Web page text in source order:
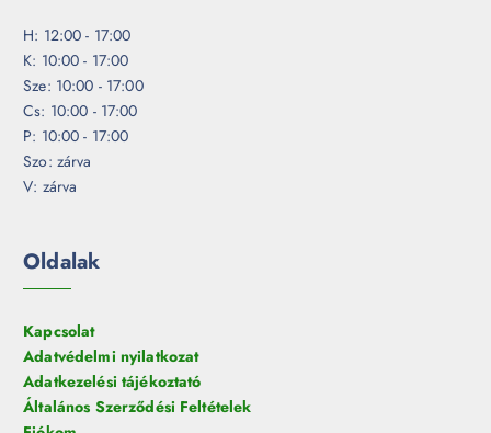
H: 12:00 - 17:00
K: 10:00 - 17:00
Sze: 10:00 - 17:00
Cs: 10:00 - 17:00
P: 10:00 - 17:00
Szo: zárva
V: zárva
Oldalak
Kapcsolat
Adatvédelmi nyilatkozat
Adatkezelési tájékoztató
Általános Szerződési Feltételek